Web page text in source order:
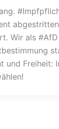
Wir als #AfD
und Freiheit: